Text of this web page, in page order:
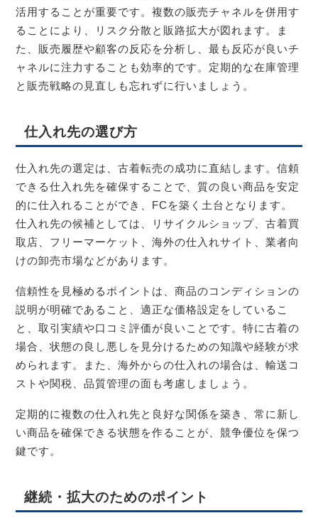
活用することが重要です。複数の販売チャネルを併用す
ることにより、リスク分散と販路拡大が図れます。ま
た、販売履歴や顧客の反応を分析し、最も反応が良いチ
ャネルに注力することも効率的です。定期的な在庫管理
と販売戦略の見直しも忘れずに行いましょう。
仕入れ先の選び方
仕入れ先の選定は、古着転売の成功に直結します。信頼
できる仕入れ先を確保することで、質の良い商品を安定
的に仕入れることができ、FCを築く土台となります。
仕入れ先の候補としては、リサイクルショップ、古着買
取店、フリーマーケット、海外の仕入れサイト、業者向
けの卸売市場などがあります。
信頼性を見極めるポイントは、商品のコンディションの
説明が明確であること、適正な価格設定をしているこ
と、取引実績や口コミ評価が良いことです。特に古着の
場合、状態の良し悪しを見分けるための知識や経験が求
められます。また、海外からの仕入れの場合は、輸送コ
ストや関税、品質管理の面も考慮しましょう。
定期的に複数の仕入れ先と良好な関係を築き、常に新し
い商品を確保できる状態を作ることが、競争優位を保つ
鍵です。
継続・拡大のためのポイント